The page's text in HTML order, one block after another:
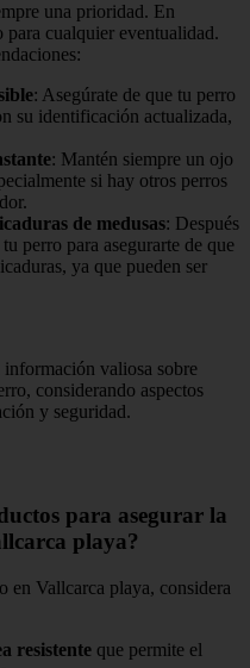
una prioridad. En
para cualquier eventualidad.
: Asegúrate de que tu perro
su identificación actualizada,
: Mantén siempre un ojo
si hay otros perros
de medusas: Después
perro para asegurarte de que
ya que pueden ser
información valiosa sobre
considerando aspectos
y seguridad.
para asegurar la
playa?
en Vallcarca playa, considera
resistente que permite el